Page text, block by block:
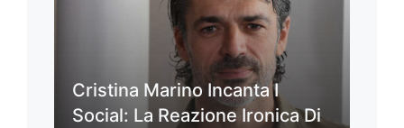
Cristina Marino Incanta I
Social: La Reazione Ironica Di